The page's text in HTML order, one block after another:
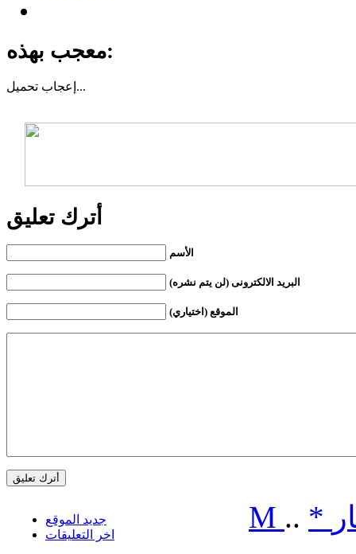
معجب بهذه:
إعجاب تحميل...
أترك تعليق
الأسم
البريد الالكترونى (لن يتم نشره)
الموقع (اختياري)
جديد الموقع
اخر التعليقات
M .. *